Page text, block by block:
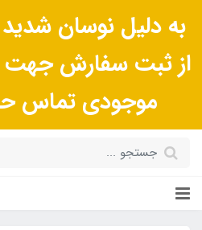
به دلیل نوسان شدید
از ثبت سفارش جهت
موجودی تماس